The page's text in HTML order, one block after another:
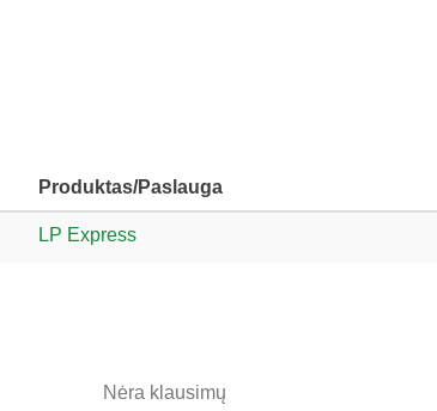
Produktas/Paslauga
LP Express
Nėra klausimų